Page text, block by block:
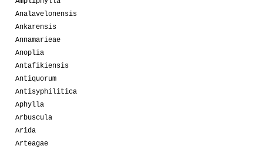
Analavelonensis
Ankarensis
Annamarieae
Anoplia
Antafikiensis
Antiquorum
Antisyphilitica
Aphylla
Arbuscula
Arida
Arteagae